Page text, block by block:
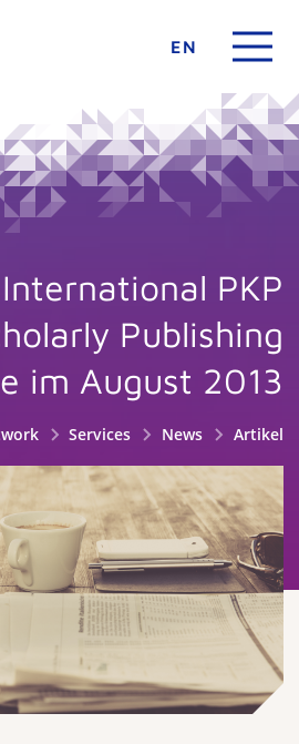
EN
PKP
Publishing
im August 2013
Services News Artikel